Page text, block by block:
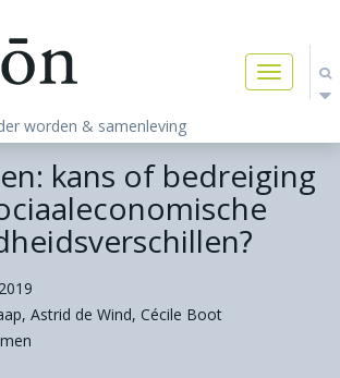
Toggle
navigation
worden & samenleving
kans of bedreiging
, Astrid de Wind, Cécile Boot